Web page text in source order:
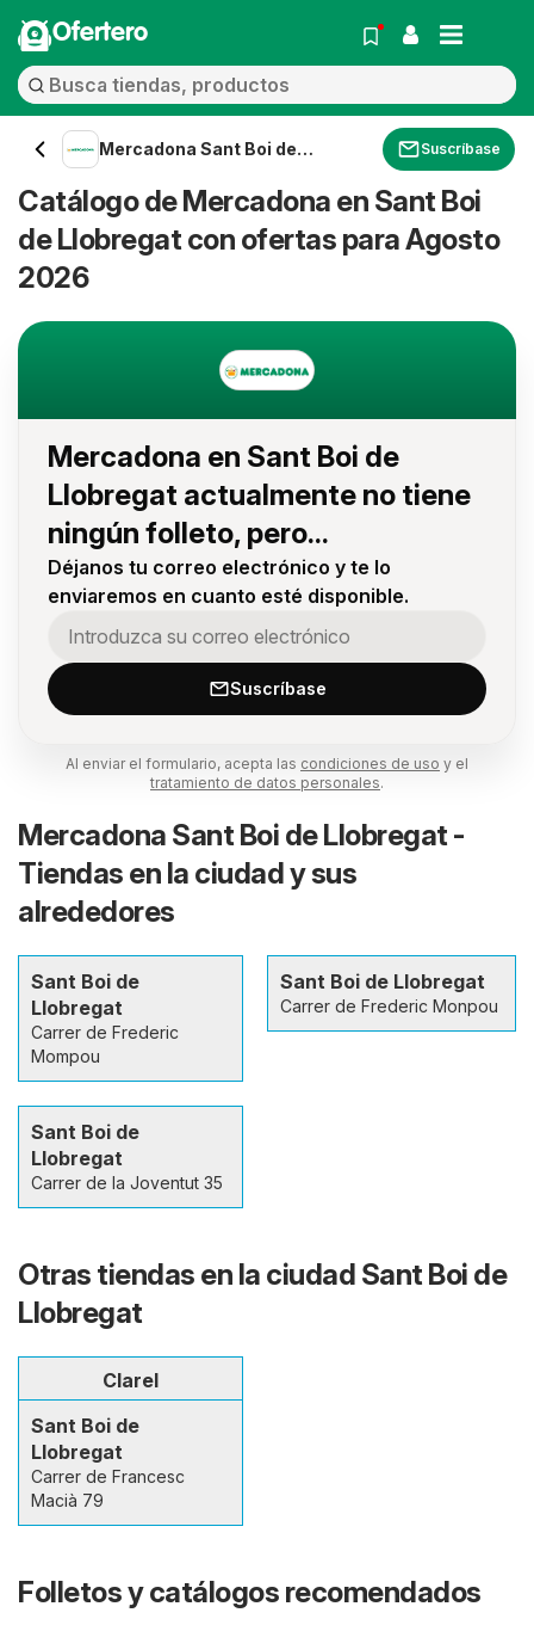
Ofertero
Mercadona Sant Boi de
Suscríbase
Catálogo de Mercadona en Sant Boi
de Llobregat con ofertas para Agosto
2026
Mercadona en Sant Boi de
Llobregat actualmente no tiene
ningún folleto, pero...
Déjanos tu correo electrónico y te lo
enviaremos en cuanto esté disponible.
Suscríbase
Al enviar el formulario, acepta las condiciones de uso y el
tratamiento de datos personales.
Mercadona Sant Boi de Llobregat -
Tiendas en la ciudad y sus
alrededores
Sant Boi de
Llobregat
Carrer de Frederic
Mompou
Sant Boi de Llobregat
Carrer de Frederic Monpou
Sant Boi de
Llobregat
Carrer de la Joventut 35
Otras tiendas en la ciudad Sant Boi de
Llobregat
Clarel
Sant Boi de
Llobregat
Carrer de Francesc
Macià 79
Folletos y catálogos recomendados